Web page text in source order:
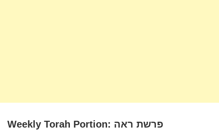
Weekly Torah Portion: פרשת ראה